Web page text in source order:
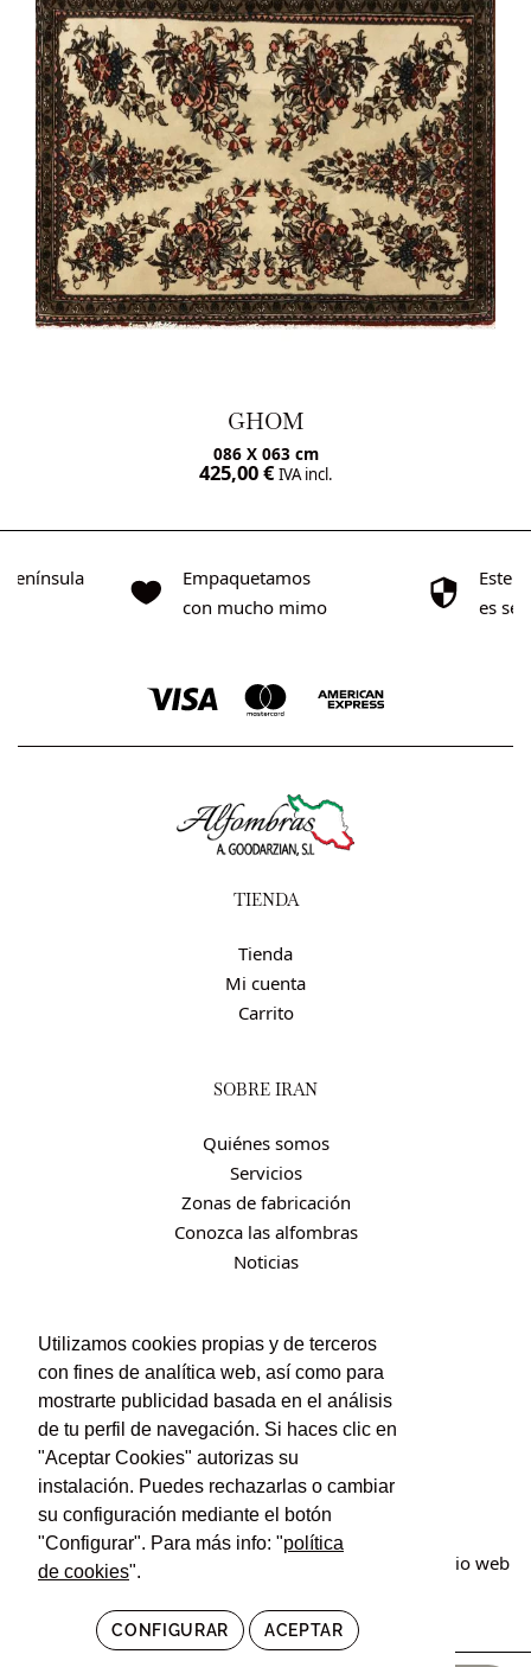
GHOM
086 X 063 cm
425,00€ IVA incl.
Empaquetamos
con mucho mimo
Este
es
TIENDA
Tienda
Mi cuenta
Carrito
SOBRE IRÁN
Quiénes somos
Servicios
Zonas de fabricación
Conozca las alfombras
Noticias
CONTACTO
Contacto
Política de privacidad
Política de cookies
Condiciones de uso y contratación
© Irán Alfombras. Todos los derechos reservados. Sitio web
Utilizamos cookies propias y de terceros
con fines de analítica web, así como para
mostrarte publicidad basada en el análisis
de tu perfil de navegación. Si haces clic en
"Aceptar Cookies" autorizas su
instalación. Puedes rechazarlas o cambiar
su configuración mediante el botón
"Configurar". Para más info: "política
de cookies".
CONFIGURAR ACEPTAR